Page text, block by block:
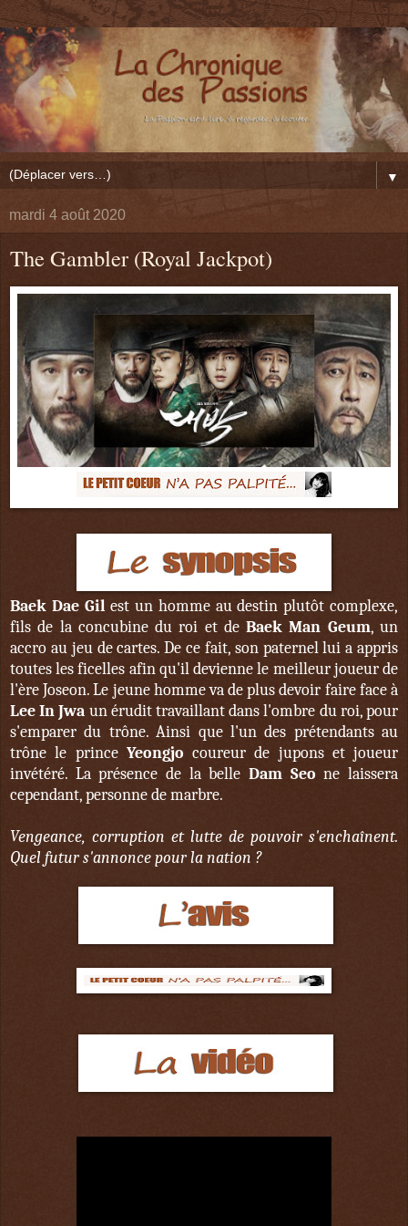
▼
mardi 4 août 2020
The Gambler (Royal Jackpot)
Baek Dae Gilest un homme au destin plutôt complexe,
fils de la concubine du roi et deBaek Man Geum, un
accro au jeu de cartes. De ce fait, son paternel lui a appris
toutes les ficelles afin qu'il devienne le meilleur joueur de
l'ère Joseon. Le jeune homme va de plus devoir faire face à
Lee In Jwa un érudit travaillant dans l'ombre du roi, pour
s'emparer du trône. Ainsi que l'un des prétendants au
trône le prince Yeongjo coureur de jupons et joueur
invétéré. La présence de la belle Dam Seo ne laissera
cependant, personne de marbre.
Vengeance, corruption et lutte de pouvoir s'enchaînent.
Quel futur s'annonce pour la nation ?